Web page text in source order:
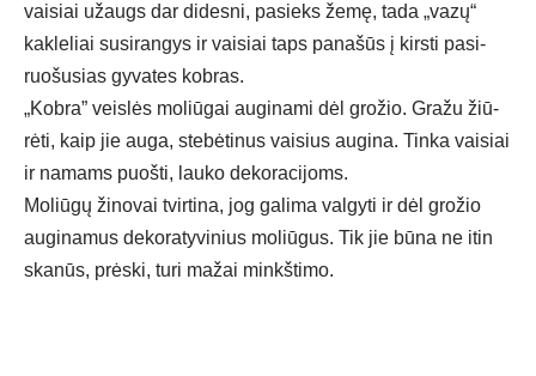
vai­siai užaugs dar di­des­ni, pa­sieks že­mę, ta­da „va­zų“
kak­le­liai su­si­ran­gys ir vai­siai taps pa­na­šūs į kirs­ti pa­si­
ruo­šu­sias gy­va­tes kob­ras.
„Kob­ra” veis­lės mo­liū­gai au­gi­na­mi dėl gro­žio. Gra­žu žiū­
rė­ti, kaip jie au­ga, ste­bė­ti­nus vai­sius au­gi­na. Tin­ka vai­siai
ir na­mams puoš­ti, lau­ko de­ko­ra­ci­joms.
Mo­liū­gų ži­no­vai tvir­ti­na, jog ga­li­ma val­gy­ti ir dėl gro­žio
au­gi­na­mus de­ko­ra­ty­vi­nius mo­liū­gus. Tik jie bū­na ne itin
ska­nūs, prės­ki, tu­ri ma­žai minkš­ti­mo.